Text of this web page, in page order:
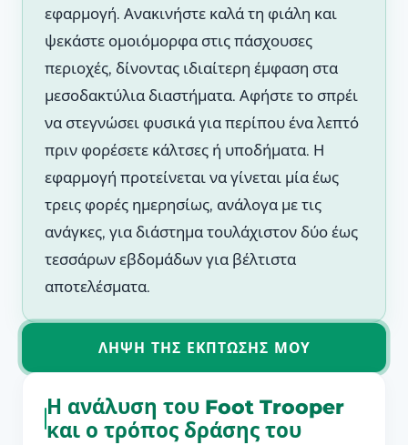
εφαρμογή. Ανακινήστε καλά τη φιάλη και
ψεκάστε ομοιόμορφα στις πάσχουσες
περιοχές, δίνοντας ιδιαίτερη έμφαση στα
μεσοδακτύλια διαστήματα. Αφήστε το σπρέι
να στεγνώσει φυσικά για περίπου ένα λεπτό
πριν φορέσετε κάλτσες ή υποδήματα. Η
εφαρμογή προτείνεται να γίνεται μία έως
τρεις φορές ημερησίως, ανάλογα με τις
ανάγκες, για διάστημα τουλάχιστον δύο έως
τεσσάρων εβδομάδων για βέλτιστα
αποτελέσματα.
ΛΉΨΗ ΤΗΣ ΈΚΠΤΩΣΗΣ ΜΟΥ
Η ανάλυση του Foot Trooper
και ο τρόπος δράσης του